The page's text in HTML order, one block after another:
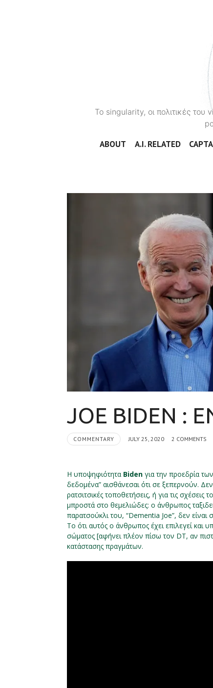
To singularity, οι πολιτικές
ABOUT A.I. RELATED
JOE BIDEN :
COMMENTARY JULY 25, 2020 2 COMMENTS
Η υποψηφιότητα Biden για την προεδρία
δεδομένα” αισθάνεσαι ότι σε ξεπερνούν.
ρατσιτσικές τοποθετήσεις, ή για τις σχέσεις
μπροστά στο θεμελιώδες: ο άνθρωπος
παρατσούκλι του, “Dementia Joe”, δεν
Το ότι αυτός ο άνθρωπος έχει επιλεγεί και
σώματος [αφήνει πλέον πίσω τον DT, αν
κατάστασης πραγμάτων.